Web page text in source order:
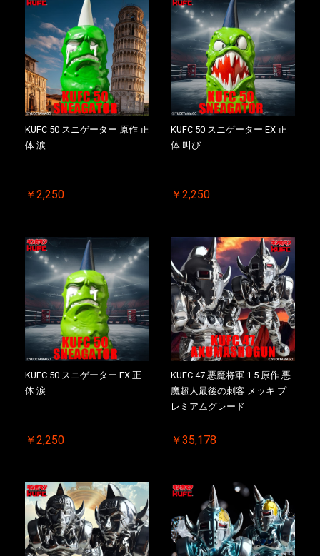
お買い物を続ける カートへ進む
KUFC 50 スニゲーター 原作 正
体 涙
￥2,250
KUFC 50 スニゲーター EX 正
体 叫び
￥2,250
KUFC 50 スニゲーター EX 正
体 涙
￥2,250
KUFC 47 悪魔将軍 1.5 原作 悪
魔超人最後の刺客 メッキ プ
レミアムグレード
￥35,178